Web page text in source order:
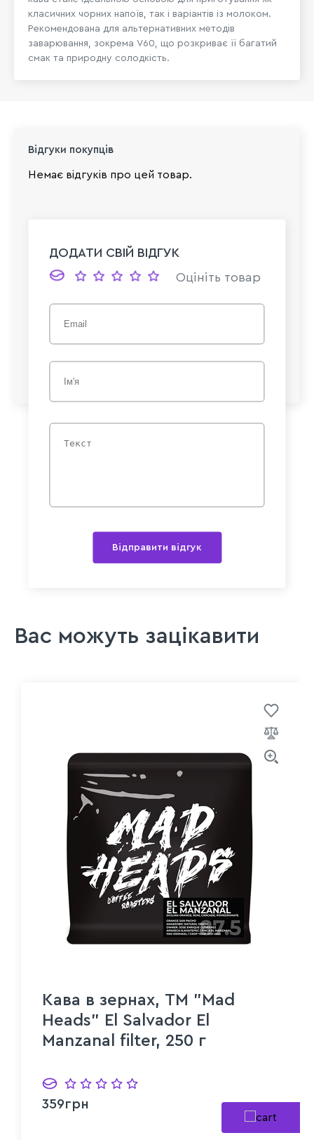
класичних чорних напоїв, так і варіантів із молоком.
Рекомендована для альтернативних методів
заварювання, зокрема V60, що розкриває її багатий
смак та природну солодкість.
Відгуки покупців
Немає відгуків про цей товар.
ДОДАТИ СВІЙ ВІДГУК
Оцініть товар
Відправити відгук
Вас можуть зацікавити
Кава в зернах, ТМ "Mad
Heads" El Salvador El
Manzanal filter, 250 г
359грн